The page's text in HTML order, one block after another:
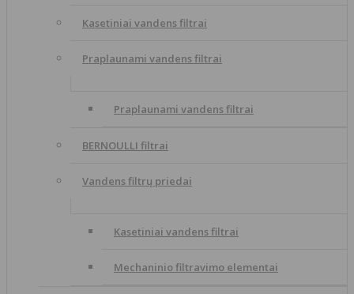
Kasetiniai vandens filtrai
Praplaunami vandens filtrai
Praplaunami vandens filtrai
BERNOULLI filtrai
Vandens filtrų priedai
Kasetiniai vandens filtrai
Mechaninio filtravimo elementai